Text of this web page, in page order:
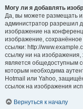
Могу ли я добавлять
Да, вы можете размещать
администратор разрешил
изображение на
изображение,
ссылки: http://
ссылку ни на
является общедоступным
которым необходима
Hotmail или Yahoo,
ссылок на изображения
Вернуться к началу